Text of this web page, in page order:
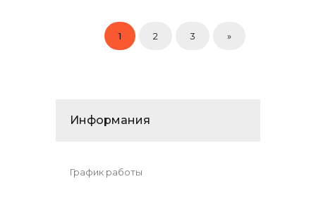
1 2 3 »
Информания
График работы